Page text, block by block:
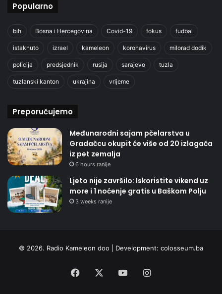
Popularno
bih Bosna i Hercegovina Covid-19 fokus fudbal
istaknuto izrael kameleon koronavirus milorad dodik
policija predsjednik rusija sarajevo tuzla
tuzlanski kanton ukrajina vrijeme
Preporučujemo
Međunarodni sajam pčelarstva u
Gradačcu okupit će više od 20 izlagača
iz pet zemalja
6 hours ranije
Ljeto nije završilo: Iskoristite vikend uz
more i 1 noćenje gratis u Baškom Polju
3 weeks ranije
© 2026. Radio Kameleon doo | Development: colosseum.ba
Facebook YouTubeInstagram